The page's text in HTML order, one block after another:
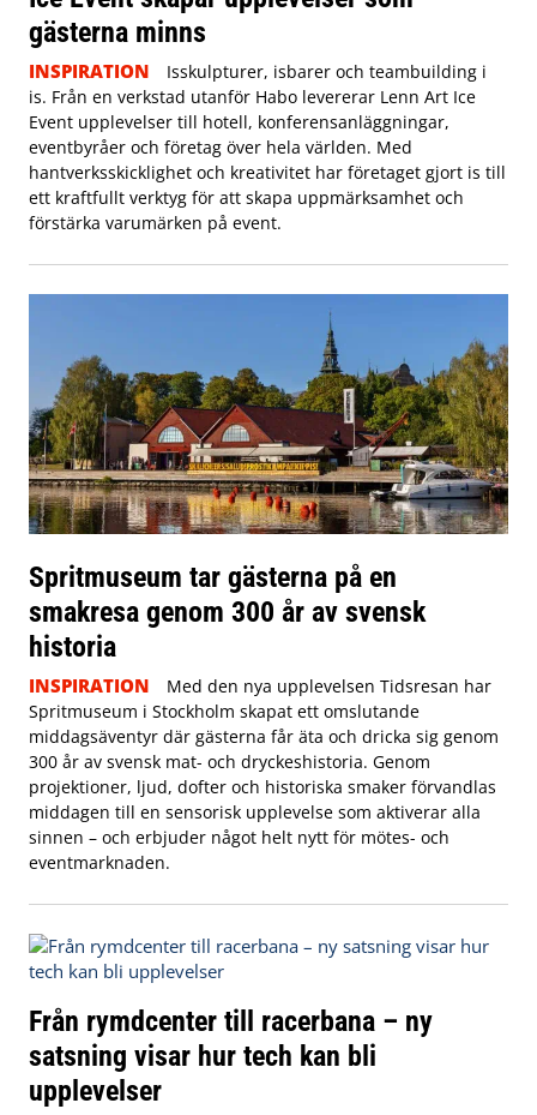
gästerna minns
INSPIRATION
Isskulpturer, isbarer och teambuilding i
is. Från en verkstad utanför Habo levererar Lenn Art Ice
Event upplevelser till hotell, konferensanläggningar,
eventbyråer och företag över hela världen. Med
hantverksskicklighet och kreativitet har företaget gjort is till
ett kraftfullt verktyg för att skapa uppmärksamhet och
förstärka varumärken på event.
Spritmuseum tar gästerna på en
smakresa genom 300 år av svensk
historia
INSPIRATION
Med den nya upplevelsen Tidsresan har
Spritmuseum i Stockholm skapat ett omslutande
middagsäventyr där gästerna får äta och dricka sig genom
300 år av svensk mat- och dryckeshistoria. Genom
projektioner, ljud, dofter och historiska smaker förvandlas
middagen till en sensorisk upplevelse som aktiverar alla
sinnen – och erbjuder något helt nytt för mötes- och
eventmarknaden.
Från rymdcenter till racerbana – ny
satsning visar hur tech kan bli
upplevelser